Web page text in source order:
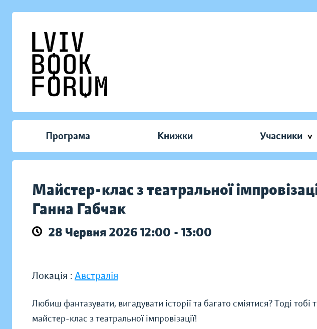
Програма Книжки Учасники
Майстер-клас з театральної
Ганна Габчак
28 Червня 2026 12:00 - 13:00
Локація : Австралія
Любиш фантазувати, вигадувати історії та багато сміятися? Тоді тобі
майстер-клас з театральної імпровізації!